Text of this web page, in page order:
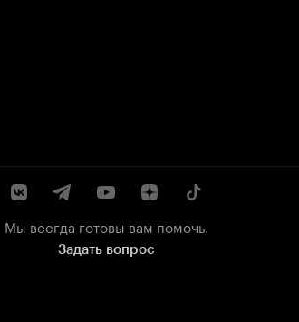
Мы всегда готовы вам помочь.
Задать вопрос